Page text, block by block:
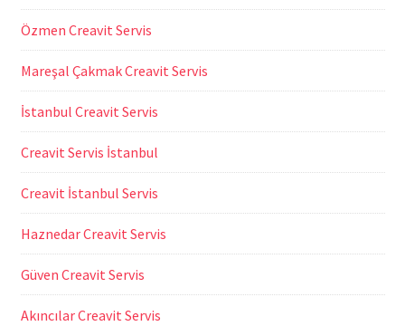
Özmen Creavit Servis
Mareşal Çakmak Creavit Servis
İstanbul Creavit Servis
Creavit Servis İstanbul
Creavit İstanbul Servis
Haznedar Creavit Servis
Güven Creavit Servis
Akıncılar Creavit Servis